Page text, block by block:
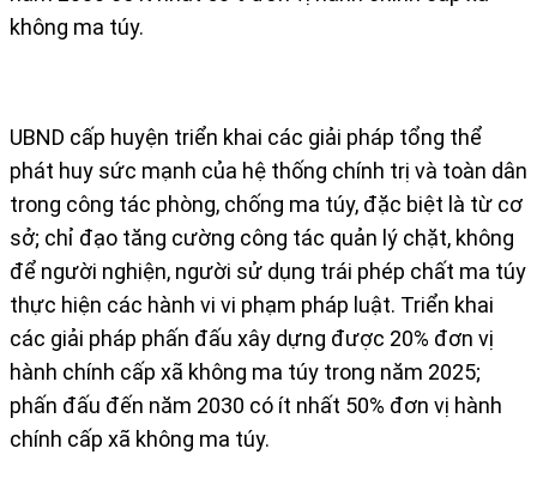
không ma túy.
UBND cấp huyện triển khai các giải pháp tổng thể
phát huy sức mạnh của hệ thống chính trị và toàn dân
trong công tác phòng, chống ma túy, đặc biệt là từ cơ
sở; chỉ đạo tăng cường công tác quản lý chặt, không
để người nghiện, người sử dụng trái phép chất ma túy
thực hiện các hành vi vi phạm pháp luật. Triển khai
các giải pháp phấn đấu xây dựng được 20% đơn vị
hành chính cấp xã không ma túy trong năm 2025;
phấn đấu đến năm 2030 có ít nhất 50% đơn vị hành
chính cấp xã không ma túy.